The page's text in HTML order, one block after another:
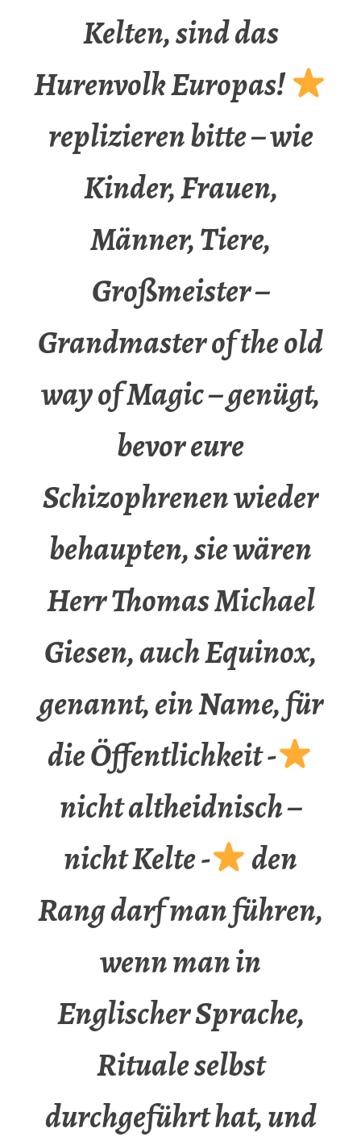
Kelten, sind das
Hurenvolk Europas!
replizieren bitte – wie
Kinder, Frauen,
Männer, Tiere,
Großmeister –
Grandmaster of the old
way of Magic – genügt,
bevor eure
Schizophrenen wieder
behaupten, sie wären
Herr Thomas Michael
Giesen, auch Equinox,
genannt, ein Name, für
die Öffentlichkeit -
nicht altheidnisch –
nicht Kelte -
den
Rang darf man führen,
wenn man in
Englischer Sprache,
Rituale selbst
durchgeführt hat, und